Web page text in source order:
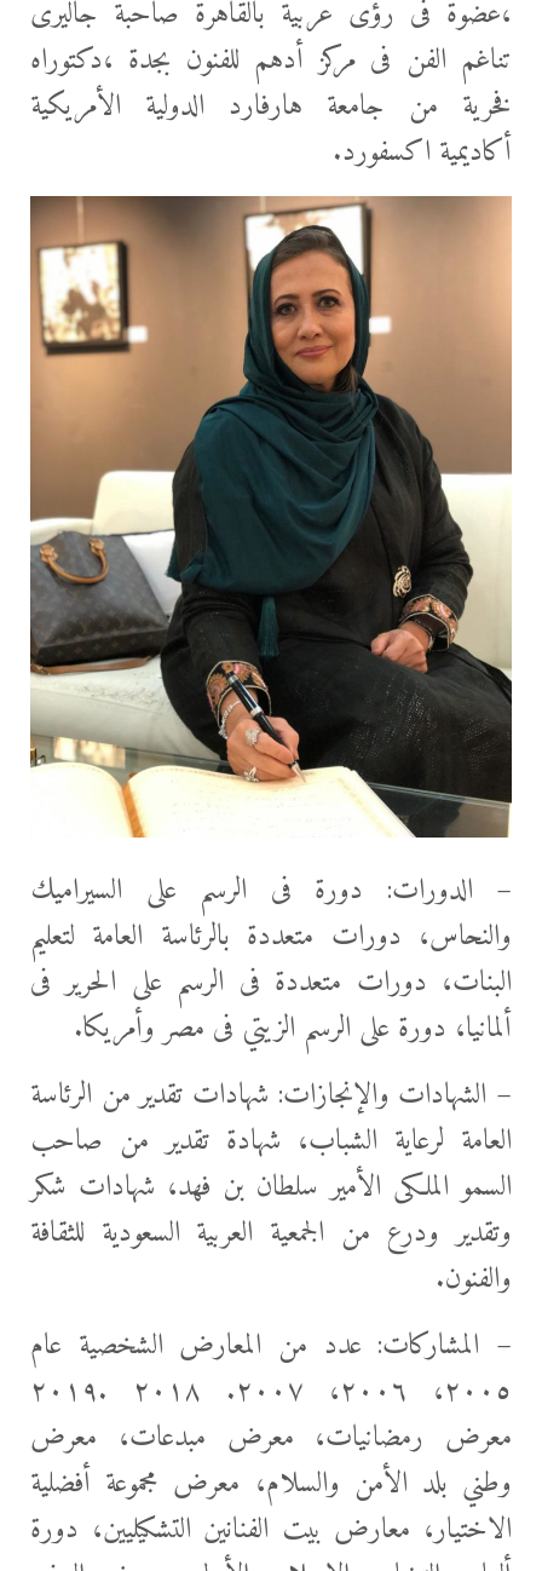
،عضوة فى رؤى عربية بالقاهرة صاحبة جاليرى
تناغم الفن فى مركز أدهم للفنون بجدة ،دكتوراه
فخرية من جامعة هارفارد الدولية الأمريكية
أكاديمية اكسفورد.
– الدورات: دورة فى الرسم على السيراميك
والنحاس، دورات متعددة بالرئاسة العامة لتعليم
البنات، دورات متعددة فى الرسم على الحرير فى
ألمانيا، دورة على الرسم الزيتي فى مصر وأمريكا.
– الشهادات والإنجازات: شهادات تقدير من الرئاسة
العامة لرعاية الشباب، شهادة تقدير من صاحب
السمو الملكى الأمير سلطان بن فهد، شهادات شكر
وتقدير ودرع من الجمعية العربية السعودية للثقافة
والفنون.
– المشاركات: عدد من المعارض الشخصية عام
٢٠٠٥، ٢٠٠٦، ٢٠٠٧. ٢٠١٨ .٢٠١٩
معرض رمضانيات، معرض مبدعات، معرض
وطني بلد الأمن والسلام، معرض مجموعة أفضلية
الاختيار، معارض بيت الفنانين التشكيليين، دورة